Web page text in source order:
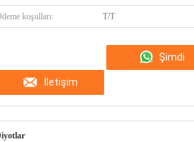
koşulları: T/T
İletişim
Şimdi